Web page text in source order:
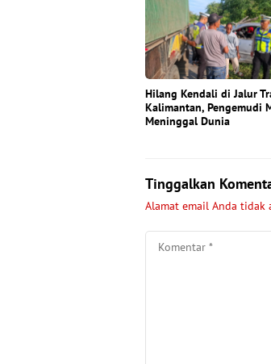
Hilang Kendali di Jalur
Kalimantan, Pengemudi
Meninggal Dunia
Tinggalkan
Alamat email Anda tidak